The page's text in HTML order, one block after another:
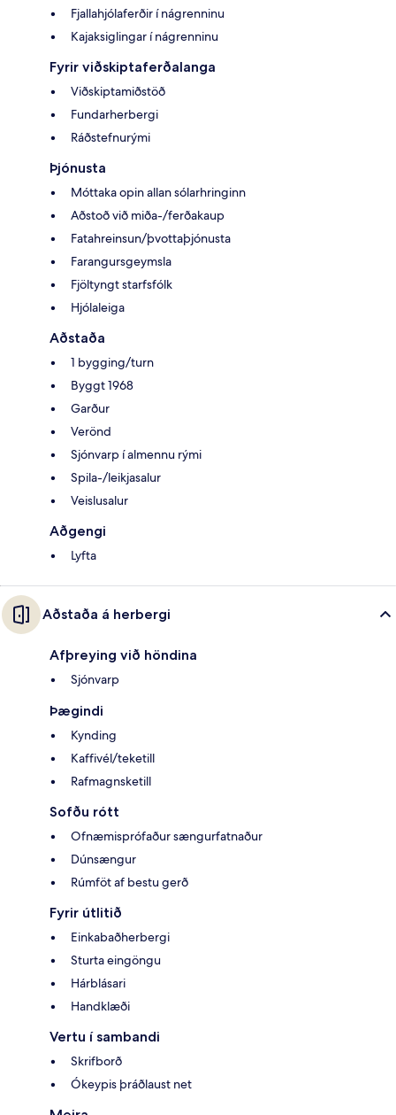
Fjallahjólaferðir í nágrenninu
Kajaksiglingar í nágrenninu
Fyrir viðskiptaferðalanga
Viðskiptamiðstöð
Fundarherbergi
Ráðstefnurými
Þjónusta
Móttaka opin allan sólarhringinn
Aðstoð við miða-/ferðakaup
Fatahreinsun/þvottaþjónusta
Farangursgeymsla
Fjöltyngt starfsfólk
Hjólaleiga
Aðstaða
1 bygging/turn
Byggt 1968
Garður
Verönd
Sjónvarp í almennu rými
Spila-/leikjasalur
Veislusalur
Aðgengi
Lyfta
Aðstaða á herbergi
Afþreying við höndina
Sjónvarp
Þægindi
Kynding
Kaffivél/teketill
Rafmagnsketill
Sofðu rótt
Ofnæmisprófaður sængurfatnaður
Dúnsængur
Rúmföt af bestu gerð
Fyrir útlitið
Einkabaðherbergi
Sturta eingöngu
Hárblásari
Handklæði
Vertu í sambandi
Skrifborð
Ókeypis þráðlaust net